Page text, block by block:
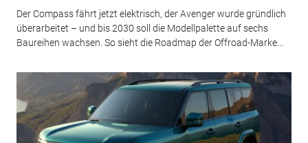
Der Compass fährt jetzt elektrisch, der Avenger wurde gründlich
überarbeitet – und bis 2030 soll die Modellpalette auf sechs
Baureihen wachsen. So sieht die Roadmap der Offroad-Marke...